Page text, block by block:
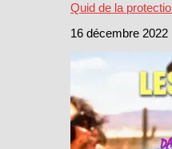
Quid de la
16 décembre 2022